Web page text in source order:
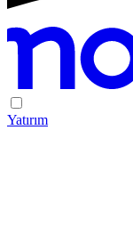
Yatırım